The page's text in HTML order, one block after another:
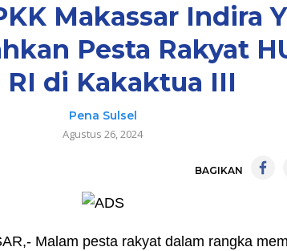
Makassar Indira
Pesta Rakyat
RI di Kakaktua III
Pena Sulsel
Agustus 26, 2024
BAGIKAN
Malam pesta rakyat dalam rangka